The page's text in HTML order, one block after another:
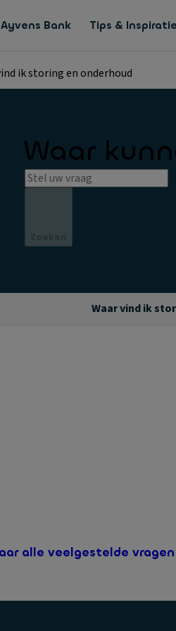
Bank Tips & Inspiratie
ik storing en onderhoud
Waar
Waar vind ik
alle veelgestelde vragen